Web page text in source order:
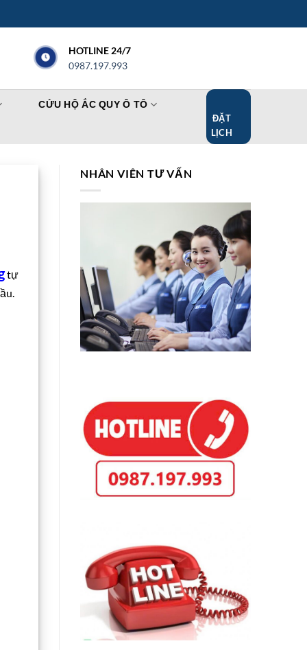
HOTLINE 24/7
0987.197.993
CỨU HỘ ẮC QUY Ô TÔ
ĐẶT
LỊCH
tự
NHÂN VIÊN TƯ VẤN